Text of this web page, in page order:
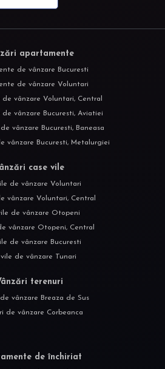
apartamente
de vânzare Bucuresti
de vânzare Voluntari
vânzare Voluntari, Central
vânzare Bucuresti, Aviatiei
vânzare Bucuresti, Baneasa
vânzare Bucuresti, Metalurgiei
case vile
de vânzare Voluntari
vânzare Voluntari, Central
de vânzare Otopeni
vânzare Otopeni, Central
de vânzare Bucuresti
vile de vânzare Tunari
terenuri
vânzare Breaza de Sus
de vânzare Corbeanca
de închiriat